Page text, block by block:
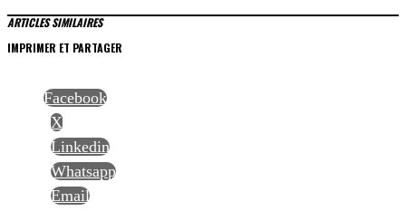
ARTICLES SIMILAIRES
IMPRIMER ET PARTAGER
Facebook
X
Linkedin
Whatsapp
Email